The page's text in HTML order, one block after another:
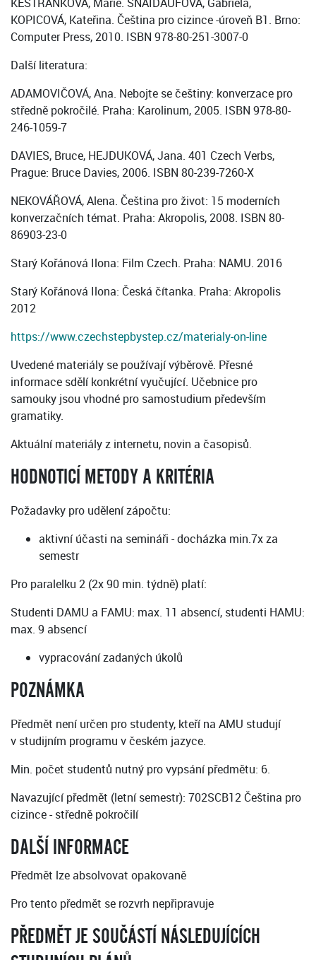
KOPICOVÁ, Kateřina. Čeština pro cizince -úroveň B1. Brno:
Computer Press, 2010. ISBN 978-80-251-3007-0
Další literatura:
ADAMOVIČOVÁ, Ana. Nebojte se češtiny: konverzace pro
středně pokročilé. Praha: Karolinum, 2005. ISBN 978-80-
246-1059-7
DAVIES, Bruce, HEJDUKOVÁ, Jana. 401 Czech Verbs,
Prague: Bruce Davies, 2006. ISBN 80-239-7260-X
NEKOVÁŘOVÁ, Alena. Čeština pro život: 15 moderních
konverzačních témat. Praha: Akropolis, 2008. ISBN 80-
86903-23-0
Starý Kořánová Ilona: Film Czech. Praha: NAMU. 2016
Starý Kořánová Ilona: Česká čítanka. Praha: Akropolis
2012
https://www.czechstepbystep.cz/materialy-on-line
Uvedené materiály se používají výběrově. Přesné
informace sdělí konkrétní vyučující. Učebnice pro
samouky jsou vhodné pro samostudium především
gramatiky.
Aktuální materiály z internetu, novin a časopisů.
HODNOTICÍ METODY A KRITÉRIA
Požadavky pro udělení zápočtu:
aktivní účasti na semináři - docházka min.7x za
semestr
Pro paralelku 2 (2x 90 min. týdně) platí:
Studenti DAMU a FAMU: max. 11 absencí, studenti HAMU:
max. 9 absencí
vypracování zadaných úkolů
POZNÁMKA
Předmět není určen pro studenty, kteří na AMU studují
v studijním programu v českém jazyce.
Min. počet studentů nutný pro vypsání předmětu: 6.
Navazující předmět (letní semestr): 702SCB12 Čeština pro
cizince - středně pokročilí
DALŠÍ INFORMACE
Předmět lze absolvovat opakovaně
Pro tento předmět se rozvrh nepřipravuje
PŘEDMĚT JE SOUČÁSTÍ NÁSLEDUJÍCÍCH